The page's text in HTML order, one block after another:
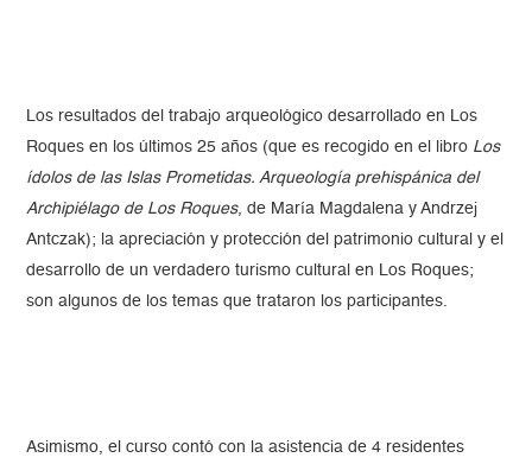
Los resultados del trabajo arqueológico desarrollado en Los
Roques en los últimos 25 años (que es recogido en el libro Los
ídolos de las Islas Prometidas. Arqueología prehispánica del
Archipiélago de Los Roques, de María Magdalena y Andrzej
Antczak); la apreciación y protección del patrimonio cultural y el
desarrollo de un verdadero turismo cultural en Los Roques;
son algunos de los temas que trataron los participantes.
Asimismo, el curso contó con la asistencia de 4 residentes